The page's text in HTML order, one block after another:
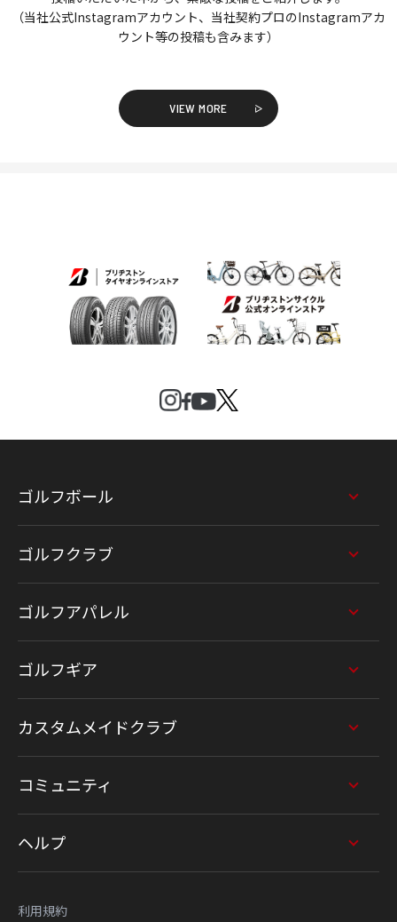
（当社公式Instagramアカウント、当社契約プロのInstagramアカ
ウント等の投稿も含みます）
VIEW MORE
ゴルフボール
ゴルフクラブ
ゴルフアパレル
ゴルフギア
カスタムメイドクラブ
コミュニティ
ヘルプ
利用規約